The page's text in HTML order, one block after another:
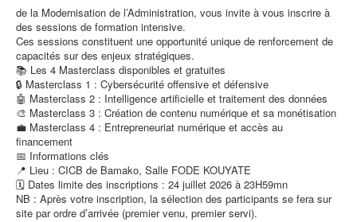
de la Modernisation de l’Administration, vous invite à vous inscrire à
des sessions de formation intensive.
Ces sessions constituent une opportunité unique de renforcement de
capacités sur des enjeux stratégiques.
📚 Les 4 Masterclass disponibles et gratuites
🔒 Masterclass 1 : Cybersécurité offensive et défensive
🤖 Masterclass 2 : Intelligence artificielle et traitement des données
🎨 Masterclass 3 : Création de contenu numérique et sa monétisation
💼 Masterclass 4 : Entrepreneuriat numérique et accès au
financement
📅 Informations clés
📍 Lieu : CICB de Bamako, Salle FODE KOUYATE
🗓️ Dates limite des inscriptions : 24 juillet 2026 à 23H59mn
NB : Après votre inscription, la sélection des participants se fera sur
site par ordre d’arrivée (premier venu, premier servi).